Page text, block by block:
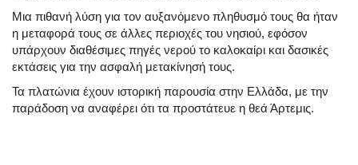
Μια πιθανή λύση για τον αυξανόμενο πληθυσμό τους θα ήταν
η μεταφορά τους σε άλλες περιοχές του νησιού, εφόσον
υπάρχουν διαθέσιμες πηγές νερού το καλοκαίρι και δασικές
εκτάσεις για την ασφαλή μετακίνησή τους.
Τα πλατώνια έχουν ιστορική παρουσία στην Ελλάδα, με την
παράδοση να αναφέρει ότι τα προστάτευε η θεά Άρτεμις.